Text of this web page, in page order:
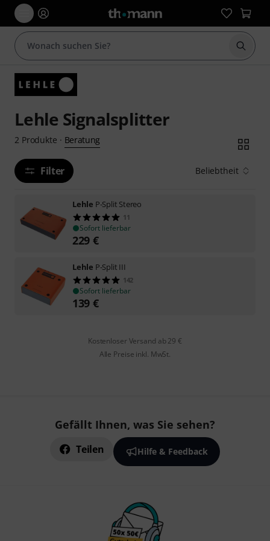
Suche
Lehle Signalsplitter
2 Produkte · Beratung
Filter Beliebtheit
Lehle P-Split Stereo
11
Sofort lieferbar
229 €
Lehle P-Split III
142
Sofort lieferbar
139 €
Kostenloser Versand ab 29 €
Alle Preise inkl. MwSt.
Gefällt Ihnen, was Sie sehen?
Teilen Hilfe & Feedback